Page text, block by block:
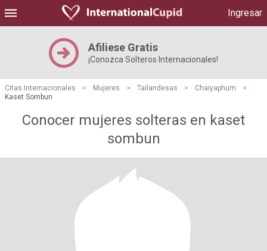
Ingresar
Afiliese Gratis
¡Conozca Solteros Internacionales!
Citas Internacionales > Mujeres > Tailandesas > Chaiyaphum
>
Kaset Sombun
Conocer mujeres solteras en kaset
sombun